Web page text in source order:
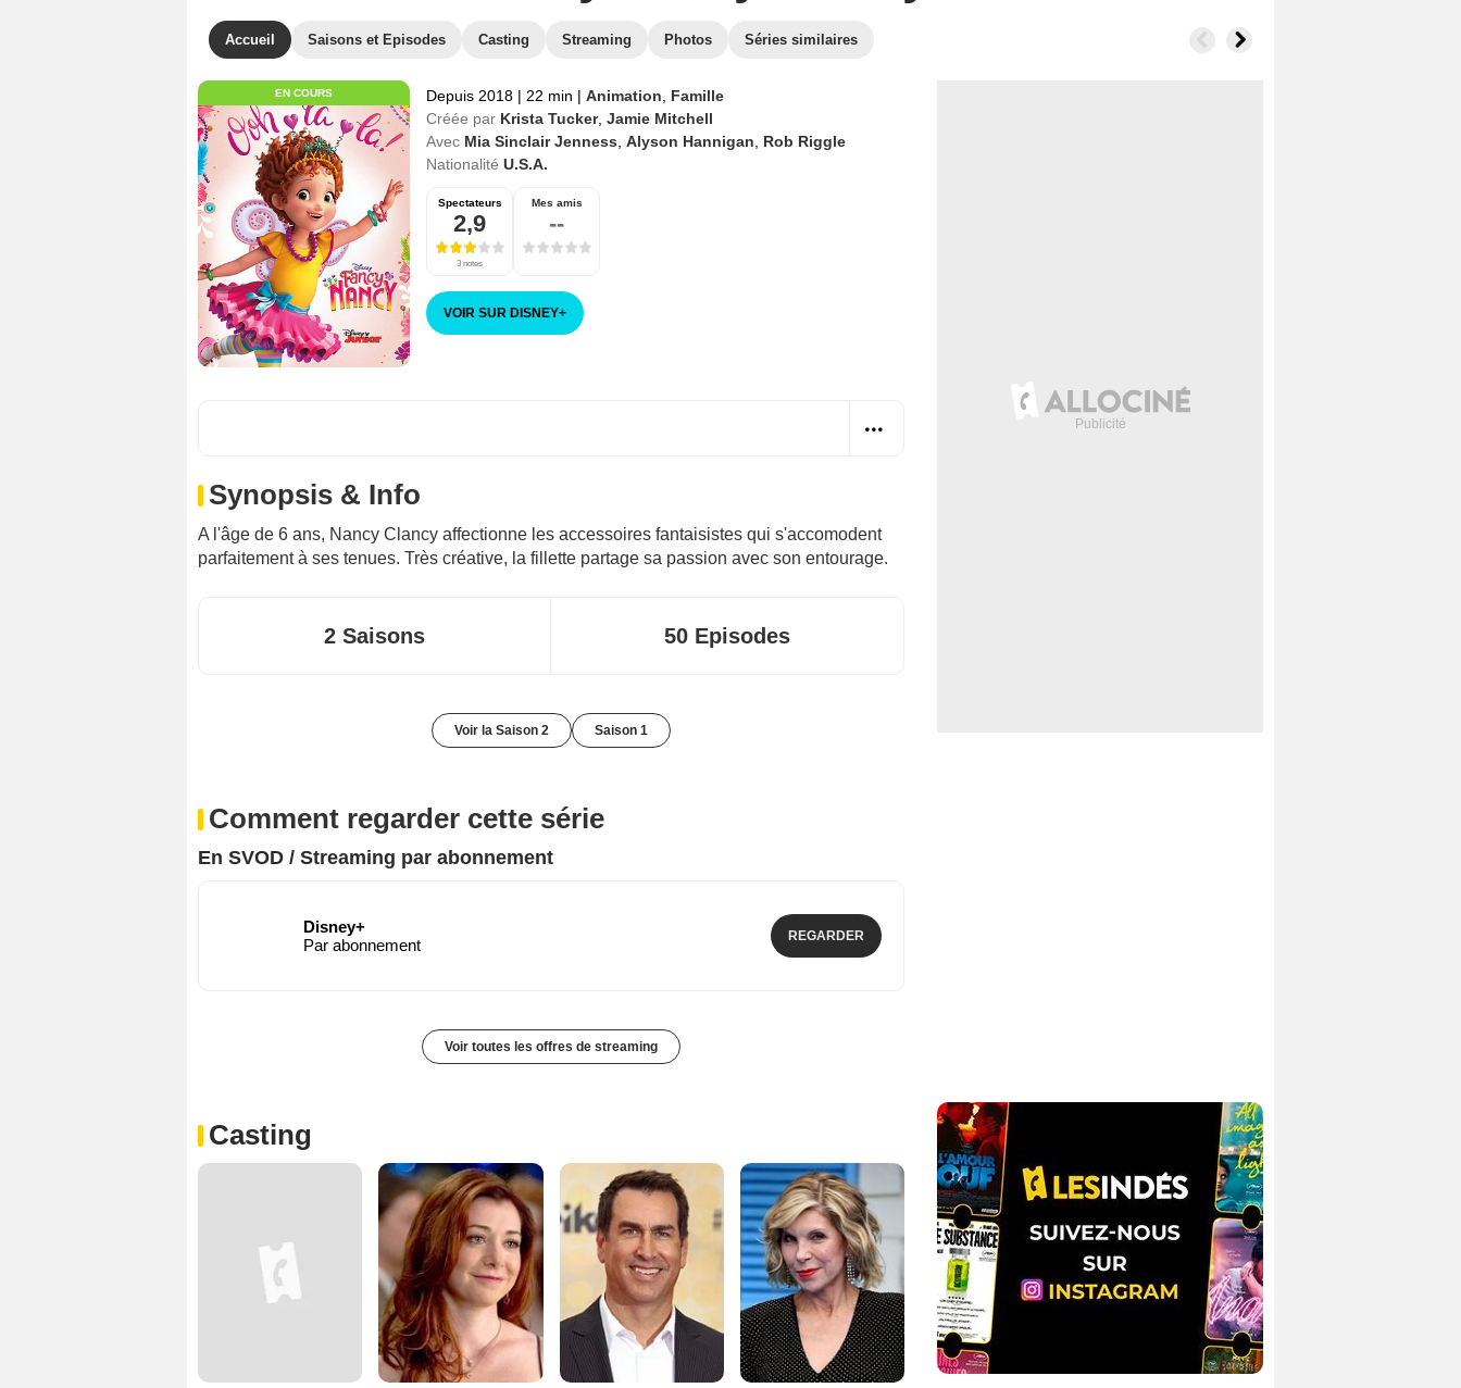
Accueil Saisons et Episodes Casting Streaming Photos Séries similaires
EN COURS Depuis 2018 | 22 min | Animation
Famille
Créée par Krista Tucker, Jamie Mitchell
Avec Mia Sinclair Jenness Alyson Hannigan
Rob Riggle
Nationalité U.S.A.
Spectateurs
2,9
3 notes
Mes amis
--
VOIR SUR DISNEY+
Synopsis & Info
A l'âge de 6 ans, Nancy Clancy affectionne les accessoires fantaisistes qui s'accomodent
parfaitement à ses tenues. Très créative, la fillette partage sa passion avec son entourage.
2 Saisons 50 Episodes
Voir la Saison 2 Saison 1
Comment regarder cette série
En SVOD / Streaming par abonnement
Disney+
Par abonnement
REGARDER
Voir toutes les offres de streaming
Casting